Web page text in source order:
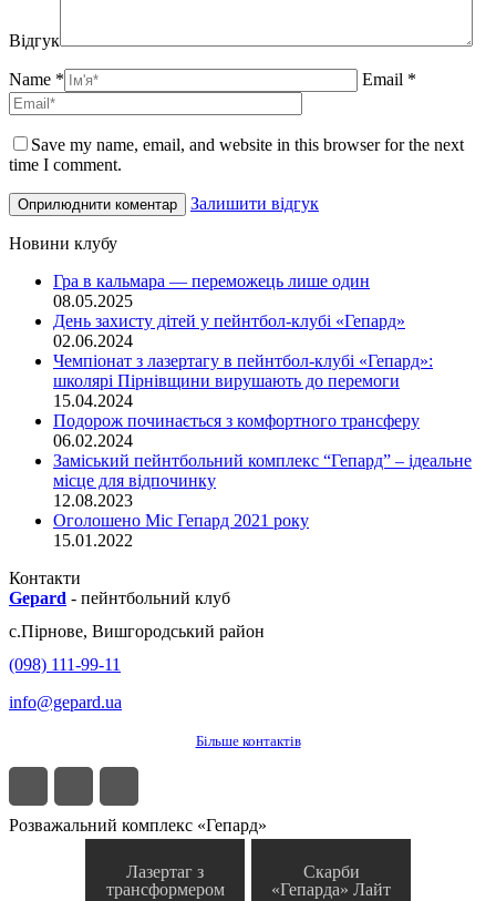
Відгук
Name * Email *
Save my name, email, and website in this browser for the next
time I comment.
Залишити відгук
Новини клубу
Гра в кальмара — переможець лише один
08.05.2025
День захисту дітей у пейнтбол-клубі «Гепард»
02.06.2024
Чемпіонат з лазертагу в пейнтбол-клубі «Гепард»:
школярі Пірнівщини вирушають до перемоги
15.04.2024
Подорож починається з комфортного трансферу
06.02.2024
Заміський пейнтбольний комплекс “Гепард” – ідеальне
місце для відпочинку
12.08.2023
Оголошено Міс Гепард 2021 року
15.01.2022
Контакти
Gepard - пейнтбольний клуб
с.Пірнове, Вишгородський район
(098) 111-99-11
info@gepard.ua
Більше контактів
Розважальний комплекс «Гепард»
Лазертаг з
трансформером
Скарби
«Гепарда» Лайт